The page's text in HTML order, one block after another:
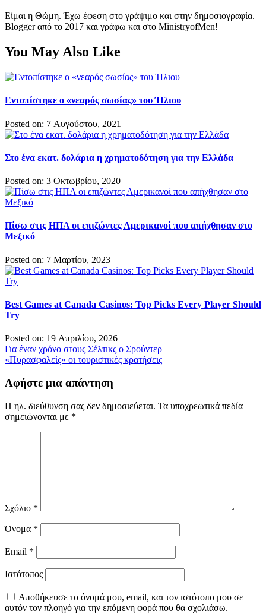
Είμαι η Θώμη. Έχω έφεση στο γράψιμο και στην δημοσιογραφία.
Blogger από το 2017 και γράφω και στο MinistryofMen!
You May Also Like
Εντοπίστηκε ο «νεαρός σωσίας» του Ήλιου
Posted on: 7 Αυγούστου, 2021
Στο ένα εκατ. δολάρια η χρηματοδότηση για την Ελλάδα
Posted on: 3 Οκτωβρίου, 2020
Πίσω στις ΗΠΑ οι επιζώντες Αμερικανοί που απήχθησαν στο
Μεξικό
Posted on: 7 Μαρτίου, 2023
Best Games at Canada Casinos: Top Picks Every Player Should
Try
Posted on: 19 Απριλίου, 2026
Πλοήγηση
άρθρων
Για έναν χρόνο στους Σέλτικς ο Σρούντερ
«Πυρασφαλείς» οι τουριστικές κρατήσεις
Αφήστε μια απάντηση
Η ηλ. διεύθυνση σας δεν δημοσιεύεται. Τα υποχρεωτικά πεδία
σημειώνονται με *
Σχόλιο *
Όνομα *
Email *
Ιστότοπος
Αποθήκευσε το όνομά μου, email, και τον ιστότοπο μου σε
αυτόν τον πλοηγό για την επόμενη φορά που θα σχολιάσω.